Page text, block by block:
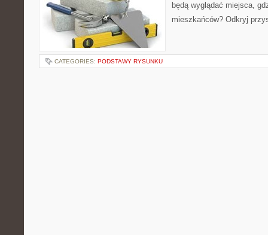
będą wyglądać miejsca,
mieszkańców? Odkryj
CATEGORIES: PODSTAWY RYSUNKU